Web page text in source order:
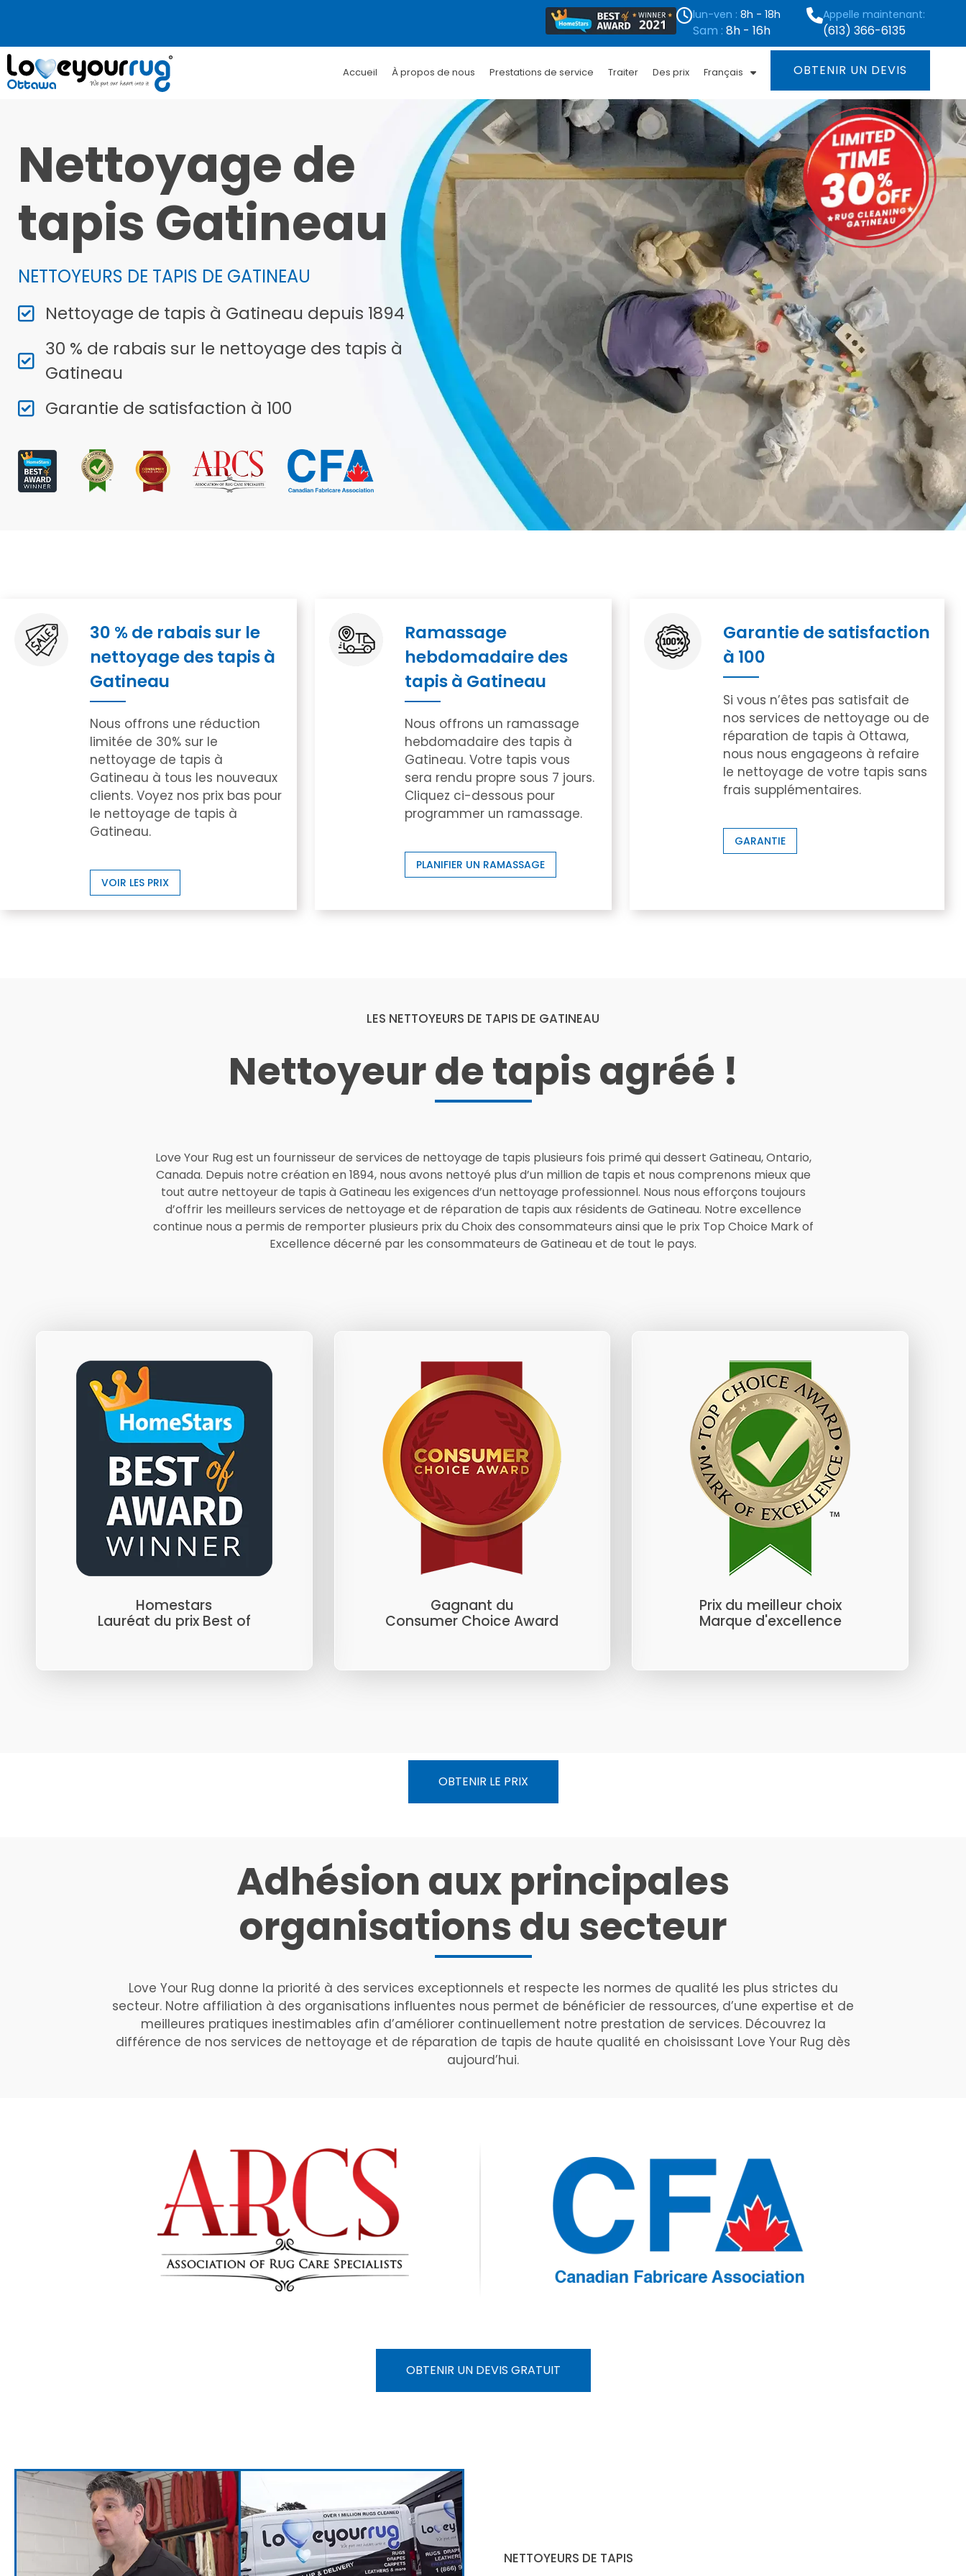
lun-ven : 8h - 18h
Sam : 8h - 16h
Appelle maintenant:
(613) 366-6135
Accueil À propos de nous Prestations de service Traiter Des prix Français OBTENIR UN DEVIS
Nettoyage de
tapis Gatineau
NETTOYEURS DE TAPIS DE GATINEAU
Nettoyage de tapis à Gatineau depuis 1894
30 % de rabais sur le nettoyage des tapis à
Gatineau
Garantie de satisfaction à 100
30 % de rabais sur le
nettoyage des tapis à
Gatineau
Nous offrons une réduction
limitée de 30% sur le
nettoyage de tapis à
Gatineau à tous les nouveaux
clients. Voyez nos prix bas pour
le nettoyage de tapis à
Gatineau.
VOIR LES PRIX
Ramassage
hebdomadaire des
tapis à Gatineau
Nous offrons un ramassage
hebdomadaire des tapis à
Gatineau. Votre tapis vous
sera rendu propre sous 7 jours.
Cliquez ci-dessous pour
programmer un ramassage.
PLANIFIER UN RAMASSAGE
Garantie de satisfaction
à 100
Si vous n’êtes pas satisfait de
nos services de nettoyage ou de
réparation de tapis à Ottawa,
nous nous engageons à refaire
le nettoyage de votre tapis sans
frais supplémentaires.
GARANTIE
LES NETTOYEURS DE TAPIS DE GATINEAU
Nettoyeur de tapis agréé !
Love Your Rug est un fournisseur de services de nettoyage de tapis plusieurs fois primé qui dessert Gatineau, Ontario,
Canada. Depuis notre création en 1894, nous avons nettoyé plus d’un million de tapis et nous comprenons mieux que
tout autre nettoyeur de tapis à Gatineau les exigences d’un nettoyage professionnel. Nous nous efforçons toujours
d’offrir les meilleurs services de nettoyage et de réparation de tapis aux résidents de Gatineau. Notre excellence
continue nous a permis de remporter plusieurs prix du Choix des consommateurs ainsi que le prix Top Choice Mark of
Excellence décerné par les consommateurs de Gatineau et de tout le pays.
Homestars
Lauréat du prix Best of
Gagnant du
Consumer Choice Award
Prix du meilleur choix
Marque d'excellence
OBTENIR LE PRIX
Adhésion aux principales
organisations du secteur
Love Your Rug donne la priorité à des services exceptionnels et respecte les normes de qualité les plus strictes du
secteur. Notre affiliation à des organisations influentes nous permet de bénéficier de ressources, d’une expertise et de
meilleures pratiques inestimables afin d’améliorer continuellement notre prestation de services. Découvrez la
différence de nos services de nettoyage et de réparation de tapis de haute qualité en choisissant Love Your Rug dès
aujourd’hui.
OBTENIR UN DEVIS GRATUIT
NETTOYEURS DE TAPIS